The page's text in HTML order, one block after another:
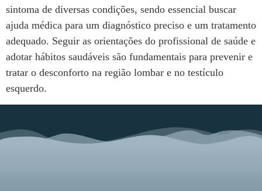
sintoma de diversas condições, sendo essencial buscar
ajuda médica para um diagnóstico preciso e um tratamento
adequado. Seguir as orientações do profissional de saúde e
adotar hábitos saudáveis são fundamentais para prevenir e
tratar o desconforto na região lombar e no testículo
esquerdo.